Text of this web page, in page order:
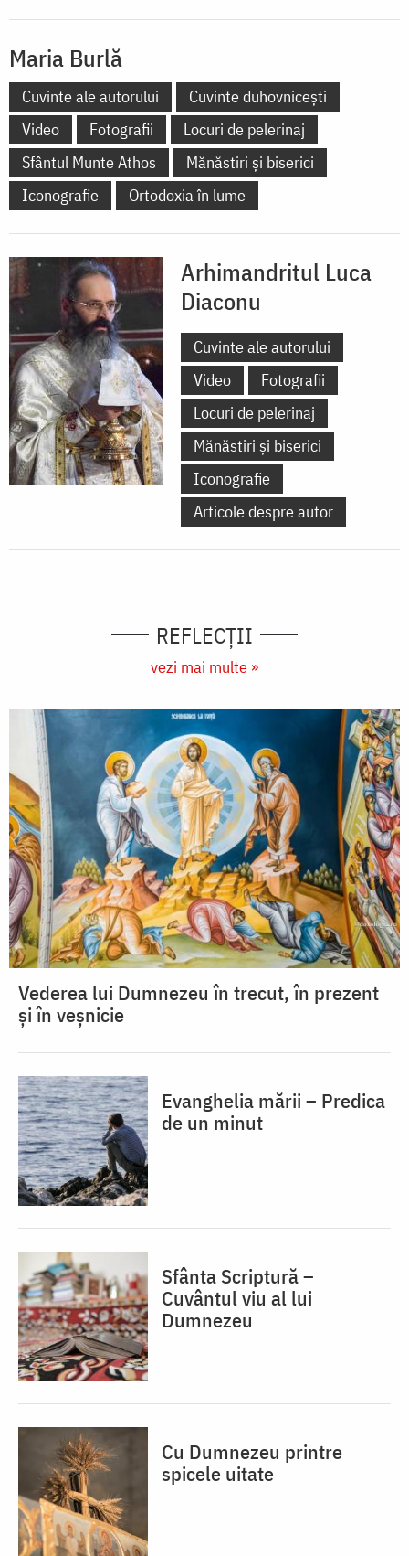
Maria Burlă
Cuvinte ale autorului
Cuvinte duhovnicești
Video
Fotografii
Locuri de pelerinaj
Sfântul Munte Athos
Mănăstiri și biserici
Iconografie
Ortodoxia în lume
Arhimandritul Luca
Diaconu
Cuvinte ale autorului
Video
Fotografii
Locuri de pelerinaj
Mănăstiri și biserici
Iconografie
Articole despre autor
REFLECȚII
vezi mai multe »
Vederea lui Dumnezeu în trecut, în prezent
și în veșnicie
Evanghelia mării – Predica
de un minut
Sfânta Scriptură –
Cuvântul viu al lui
Dumnezeu
Cu Dumnezeu printre
spicele uitate